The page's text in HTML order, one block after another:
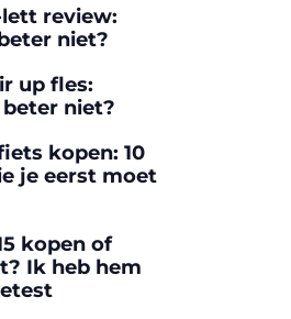
review:
niet?
up fles:
niet?
kopen: 10
je eerst moet
kopen of
Ik heb hem